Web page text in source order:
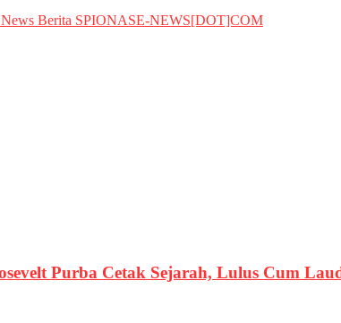
SPIONASE-NEWS[DOT]COM
Purba Cetak Sejarah, Lulus Cum